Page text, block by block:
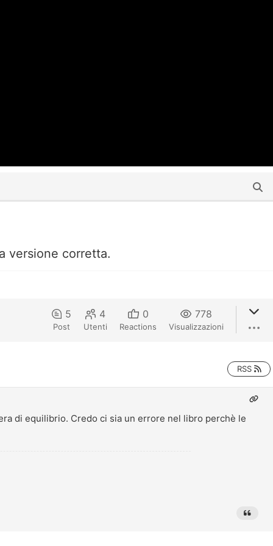
versione corretta.
5
Post
4
Utenti
0
Reactions
778
Visualizzazioni
RSS
di equilibrio. Credo ci sia un errore nel libro perchè le